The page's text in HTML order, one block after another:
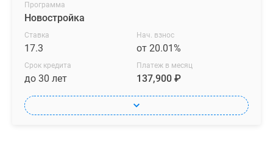
Программа
Новостройка
Ставка
17.3
Нач. взнос
от 20.01%
Срок кредита
до 30 лет
Платеж в месяц
137,900 ₽